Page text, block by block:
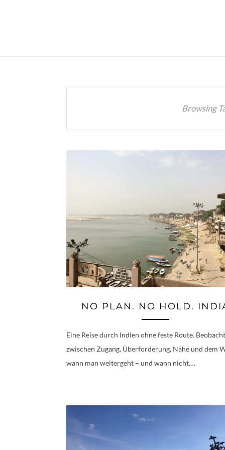
Browsing
NO PLAN. NO HOLD.
Eine Reise durch Indien ohne feste Route.
zwischen Zugang, Überforderung, Nähe und dem
wann man weitergeht – und wann nicht.…